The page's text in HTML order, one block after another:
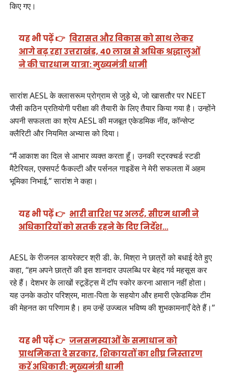
किए गए।
यह भी पढ़ें 👉 विरासत और विकास को साथ लेकर
आगे बढ़ रहा उत्तराखंड, 40 लाख से अधिक श्रद्धालुओं
ने की चारधाम यात्रा: मुख्यमंत्री धामी
सारांश AESL के क्लासरूम प्रोग्राम से जुड़े थे, जो खासतौर पर NEET
जैसी कठिन प्रतियोगी परीक्षा की तैयारी के लिए तैयार किया गया है। उन्होंने
अपनी सफलता का श्रेय AESL की मजबूत एकेडमिक नींव, कॉन्सेप्ट
क्लैरिटी और नियमित अभ्यास को दिया।
“मैं आकाश का दिल से आभार व्यक्त करता हूँ। उनकी स्ट्रक्चर्ड स्टडी
मैटेरियल, एक्सपर्ट फैकल्टी और पर्सनल गाइडेंस ने मेरी सफलता में अहम
भूमिका निभाई,” सारांश ने कहा।
यह भी पढ़ें 👉 भारी बारिश पर अलर्ट, सीएम धामी ने
अधिकारियों को सतर्क रहने के दिए निर्देश…
AESL के रीजनल डायरेक्टर श्री डी. के. मिश्रा ने छात्रों को बधाई देते हुए
कहा, “हम अपने छात्रों की इस शानदार उपलब्धि पर बेहद गर्व महसूस कर
रहे हैं। देशभर के लाखों स्टूडेंट्स में टॉप स्कोर करना आसान नहीं होता।
यह उनके कठोर परिश्रम, माता-पिता के सहयोग और हमारी एकेडमिक टीम
की मेहनत का परिणाम है। हम उन्हें उज्ज्वल भविष्य की शुभकामनाएँ देते हैं।”
यह भी पढ़ें 👉 जनसमस्याओं के समाधान को
प्राथमिकता दे सरकार, शिकायतों का शीघ्र निस्तारण
करें अधिकारी: मुख्यमंत्री धामी